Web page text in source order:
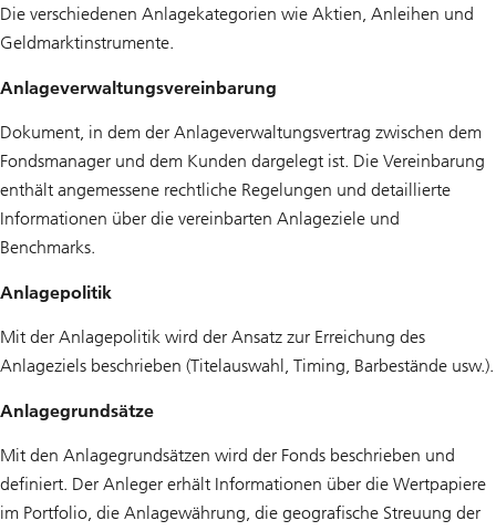
Die verschiedenen Anlagekategorien wie Aktien, Anleihen und
Geldmarktinstrumente.
Anlageverwaltungsvereinbarung
Dokument, in dem der Anlageverwaltungsvertrag zwischen dem
Fondsmanager und dem Kunden dargelegt ist. Die Vereinbarung
enthält angemessene rechtliche Regelungen und detaillierte
Informationen über die vereinbarten Anlageziele und
Benchmarks.
Anlagepolitik
Mit der Anlagepolitik wird der Ansatz zur Erreichung des
Anlageziels beschrieben (Titelauswahl, Timing, Barbestände usw.).
Anlagegrundsätze
Mit den Anlagegrundsätzen wird der Fonds beschrieben und
definiert. Der Anleger erhält Informationen über die Wertpapiere
im Portfolio, die Anlagewährung, die geografische Streuung der